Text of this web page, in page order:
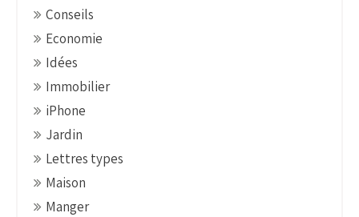
Conseils
Economie
Idées
Immobilier
iPhone
Jardin
Lettres types
Maison
Manger